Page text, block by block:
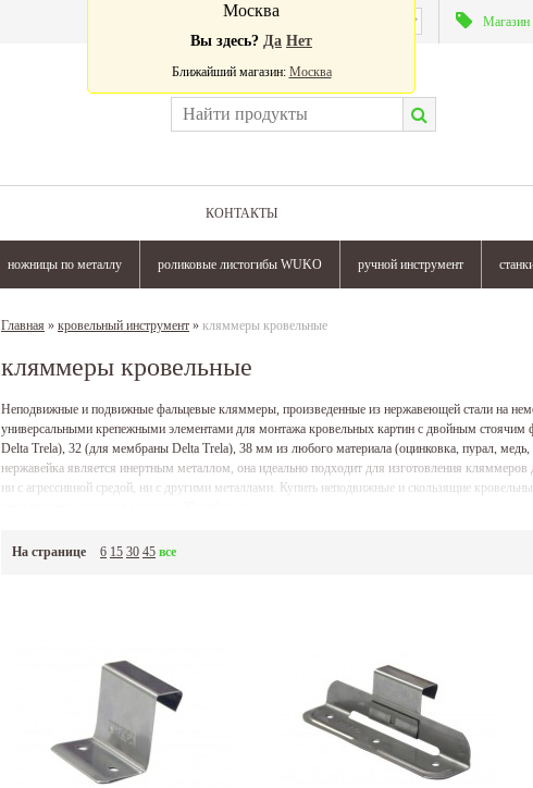
Магазин
КОНТАКТЫ
ножницы по металлу роликовые листогибы WUKO ручной инструмент
Москва
Вы здесь? Да Нет
Ближайший магазин: Москва
Главная » кровельный инструмент » кляммеры кровельные
кляммеры кровельные
Неподвижные и подвижные фальцевые кляммеры, произведенные из нержавеющей стали на
универсальными крепежными элементами для монтажа кровельных картин с двойным
Delta Trela), 32 (для мембраны Delta Trela), 38 мм из любого материала (оцинковка, пурал,
нержавейка является инертным металлом, она идеально подходит для изготовления кляммеров
ни с агрессивной средой, ни с другими металлами. Купить неподвижные и скользящие
На странице 6 15 30 45 все